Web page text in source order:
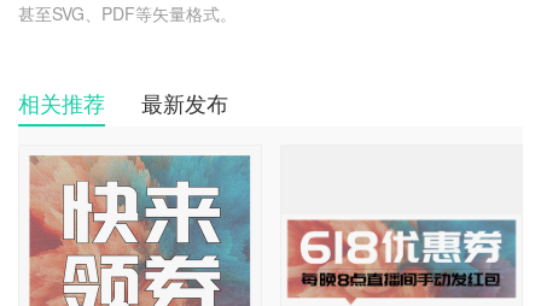
甚至SVG、PDF等矢量格式。
相关推荐 最新发布